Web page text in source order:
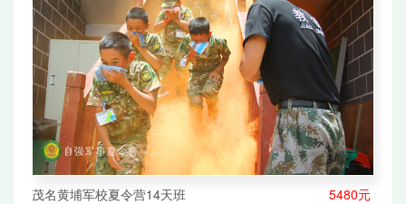
茂名黄埔军校夏令营14天班 5480元